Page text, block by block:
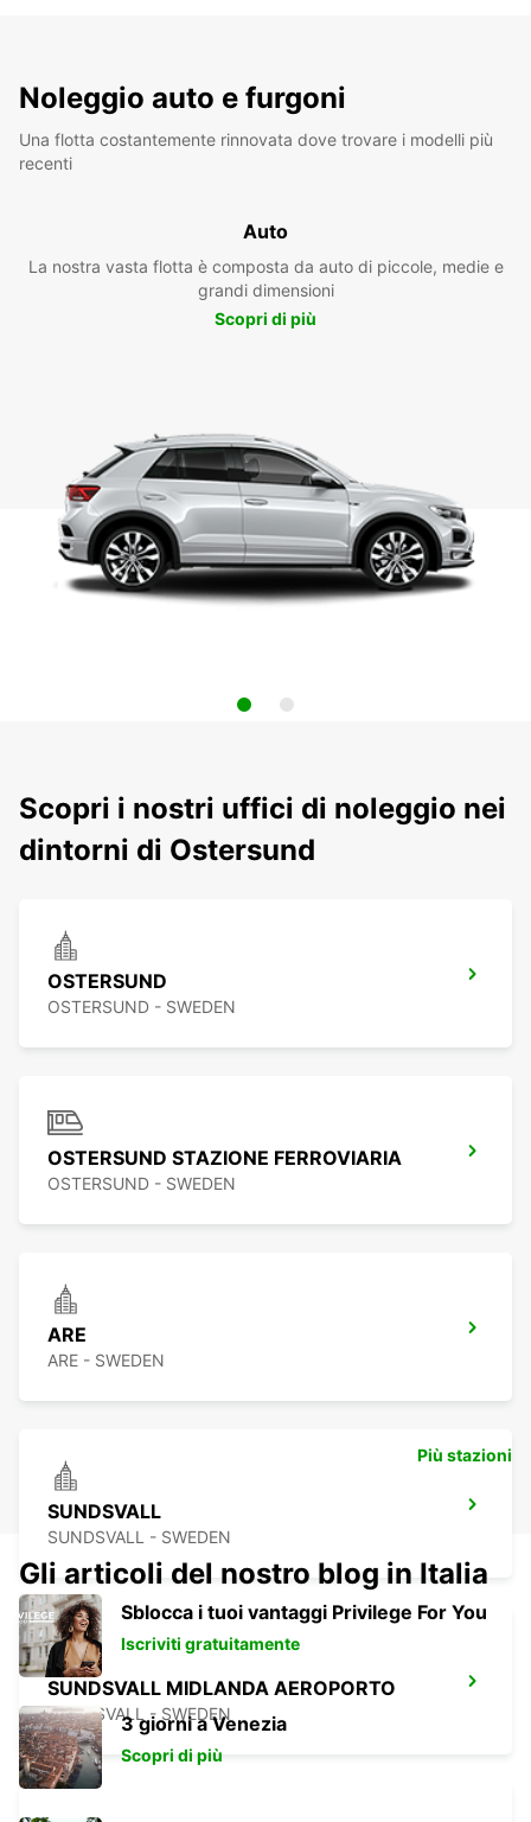
Noleggio auto e furgoni
Una flotta costantemente rinnovata dove trovare i modelli più
recenti
Auto
La nostra vasta flotta è composta da auto di piccole, medie e
grandi dimensioni
Scopri di più
Scopri i nostri uffici di noleggio nei
dintorni di Ostersund
OSTERSUND
OSTERSUND - SWEDEN
OSTERSUND STAZIONE FERROVIARIA
OSTERSUND - SWEDEN
ARE
ARE - SWEDEN
SUNDSVALL
SUNDSVALL - SWEDEN
SUNDSVALL MIDLANDA AEROPORTO
SUNDSVALL - SWEDEN
Più stazioni
Gli articoli del nostro blog in Italia
Sblocca i tuoi vantaggi Privilege For You
Iscriviti gratuitamente
3 giorni a Venezia
Scopri di più